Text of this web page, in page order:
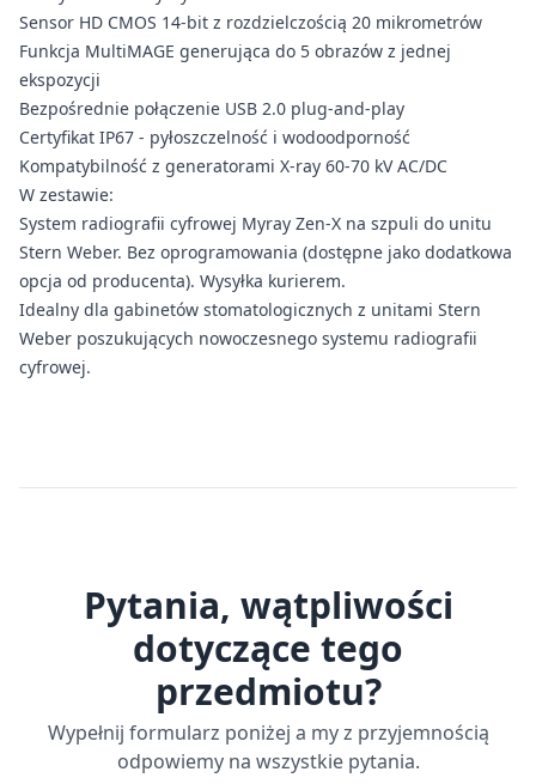
Sensor HD CMOS 14-bit z rozdzielczością 20 mikrometrów
Funkcja MultiMAGE generująca do 5 obrazów z jednej
ekspozycji
Bezpośrednie połączenie USB 2.0 plug-and-play
Certyfikat IP67 - pyłoszczelność i wodoodporność
Kompatybilność z generatorami X-ray 60-70 kV AC/DC
W zestawie:
System radiografii cyfrowej Myray Zen-X na szpuli do unitu
Stern Weber. Bez oprogramowania (dostępne jako dodatkowa
opcja od producenta). Wysyłka kurierem.
Idealny dla gabinetów stomatologicznych z unitami Stern
Weber poszukujących nowoczesnego systemu radiografii
cyfrowej.
Pytania, wątpliwości
dotyczące tego
przedmiotu?
Wypełnij formularz poniżej a my z przyjemnością
odpowiemy na wszystkie pytania.